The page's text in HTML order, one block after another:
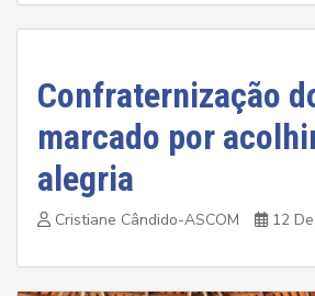
Confraternização
marcado por
alegria
Cristiane Cândido-ASCOM 12